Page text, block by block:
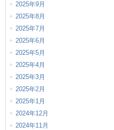
2025年9月
2025年8月
2025年7月
2025年6月
2025年5月
2025年4月
2025年3月
2025年2月
2025年1月
2024年12月
2024年11月